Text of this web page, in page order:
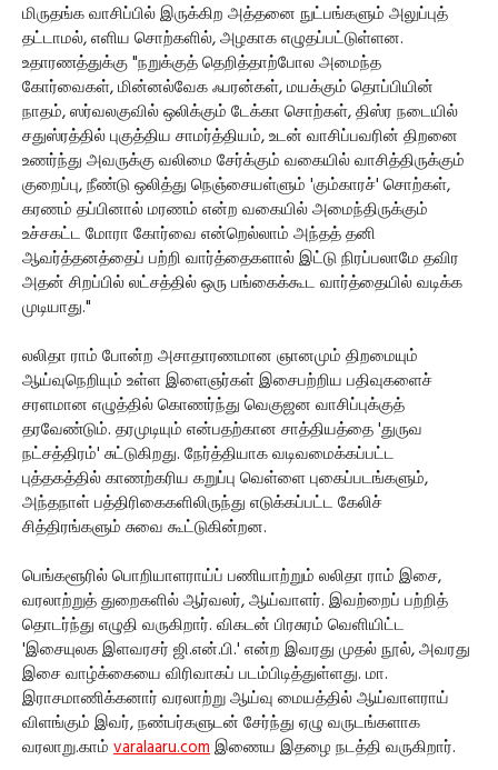
மிருதங்க வாசிப்பில் இருக்கிற அத்தனை நுட்பங்களும் அலுப்புத்
தட்டாமல், எளிய சொற்களில், அழகாக எழுதப்பட்டுள்ளன.
உதாரணத்துக்கு "நறுக்குத் தெறித்தாற்போல அமைந்த
கோர்வைகள், மின்னல்வேக ஃபரன்கள், மயக்கும் தொப்பியின்
நாதம், ஸர்வலகுவில் ஒலிக்கும் டேக்கா சொற்கள், திஸ்ர நடையில்
சதுஸ்ரத்தில் புகுத்திய சாமர்த்தியம், உடன் வாசிப்பவரின் திறனை
உணர்ந்து அவருக்கு வலிமை சேர்க்கும் வகையில் வாசித்திருக்கும்
குறைப்பு, நீண்டு ஒலித்து நெஞ்சையள்ளும் 'கும்காரச்' சொற்கள்,
கரணம் தப்பினால் மரணம் என்ற வகையில் அமைந்திருக்கும்
உச்சகட்ட மோரா கோர்வை என்றெல்லாம் அந்தத் தனி
ஆவர்த்தனத்தைப் பற்றி வார்த்தைகளால் இட்டு நிரப்பலாமே தவிர
அதன் சிறப்பில் லட்சத்தில் ஒரு பங்கைக்கூட வார்த்தையில் வடிக்க
முடியாது."
லலிதா ராம் போன்ற அசாதாரணமான ஞானமும் திறமையும்
ஆய்வுநெறியும் உள்ள இளைஞர்கள் இசைபற்றிய பதிவுகளைச்
சரளமான எழுத்தில் கொணர்ந்து வெகுஜன வாசிப்புக்குத்
தரவேண்டும். தரமுடியும் என்பதற்கான சாத்தியத்தை 'துருவ
நட்சத்திரம்' சுட்டுகிறது. நேர்த்தியாக வடிவமைக்கப்பட்ட
புத்தகத்தில் காணற்கரிய கறுப்பு வெள்ளை புகைப்படங்களும்,
அந்தநாள் பத்திரிகைகளிலிருந்து எடுக்கப்பட்ட கேலிச்
சித்திரங்களும் சுவை கூட்டுகின்றன.
பெங்களூரில் பொறியாளராய்ப் பணியாற்றும் லலிதா ராம் இசை,
வரலாற்றுத் துறைகளில் ஆர்வலர், ஆய்வாளர். இவற்றைப் பற்றித்
தொடர்ந்து எழுதி வருகிறார். விகடன் பிரசுரம் வெளியிட்ட
'இசையுலக இளவரசர் ஜி.என்.பி.' என்ற இவரது முதல் நூல், அவரது
இசை வாழ்க்கையை விரிவாகப் படம்பிடித்துள்ளது. மா.
இராசமாணிக்கனார் வரலாற்று ஆய்வு மையத்தில் ஆய்வாளராய்
விளங்கும் இவர், நண்பர்களுடன் சேர்ந்து ஏழு வருடங்களாக
வரலாறு.காம் varalaaru.comஇணைய இதழை நடத்தி வருகிறார்.